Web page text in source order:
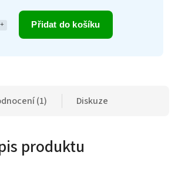
Přidat do košíku
(1) Diskuze
produktu